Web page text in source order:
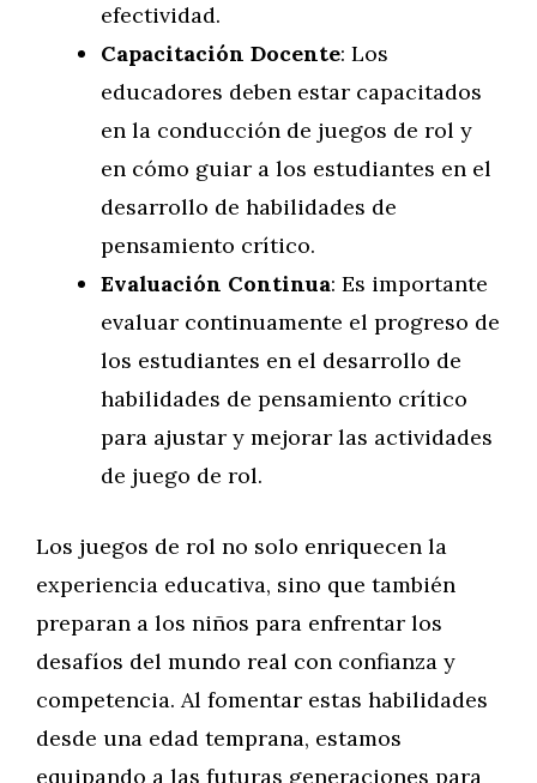
efectividad.
Capacitación Docente: Los
educadores deben estar capacitados
en la conducción de juegos de rol y
en cómo guiar a los estudiantes en el
desarrollo de habilidades de
pensamiento crítico.
Evaluación Continua: Es importante
evaluar continuamente el progreso de
los estudiantes en el desarrollo de
habilidades de pensamiento crítico
para ajustar y mejorar las actividades
de juego de rol.
Los juegos de rol no solo enriquecen la
experiencia educativa, sino que también
preparan a los niños para enfrentar los
desafíos del mundo real con confianza y
competencia. Al fomentar estas habilidades
desde una edad temprana, estamos
equipando a las futuras generaciones para